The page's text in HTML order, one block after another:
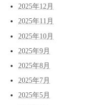
2025年12月
2025年11月
2025年10月
2025年9月
2025年8月
2025年7月
2025年5月